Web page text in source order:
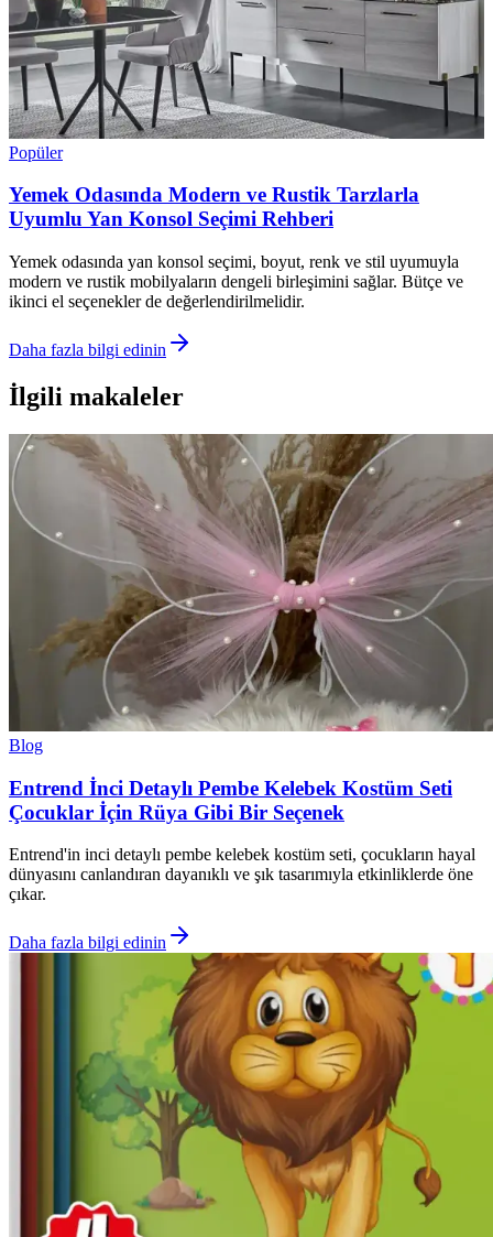
Popüler
Yemek Odasında Modern ve Rustik Tarzlarla
Uyumlu Yan Konsol Seçimi Rehberi
Yemek odasında yan konsol seçimi, boyut, renk ve stil uyumuyla
modern ve rustik mobilyaların dengeli birleşimini sağlar. Bütçe ve
ikinci el seçenekler de değerlendirilmelidir.
Daha fazla bilgi edinin
İlgili makaleler
Blog
Entrend İnci Detaylı Pembe Kelebek Kostüm Seti
Çocuklar İçin Rüya Gibi Bir Seçenek
Entrend'in inci detaylı pembe kelebek kostüm seti, çocukların hayal
dünyasını canlandıran dayanıklı ve şık tasarımıyla etkinliklerde öne
çıkar.
Daha fazla bilgi edinin